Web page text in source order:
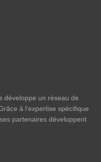
développe un réseau de
à l'expertise spécifique
partenaires développent